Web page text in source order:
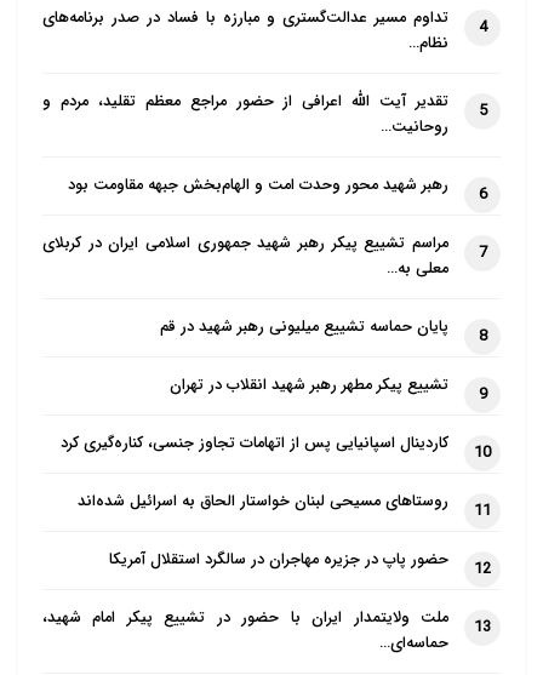
4
تداوم مسیر عدالت‌گستری و مبارزه با فساد در صدر برنامه‌های
نظام…
5
تقدیر آیت الله اعرافی از حضور مراجع معظم تقلید، مردم و
روحانیت…
6 رهبر شهید محور وحدت امت و الهام‌بخش جبهه مقاومت بود
7
مراسم تشییع پیکر رهبر شهید جمهوری اسلامی ایران در کربلای
معلی به…
8 پایان حماسه تشییع میلیونی رهبر شهید در قم
9 تشییع پیکر مطهر رهبر شهید انقلاب در تهران
10 کاردینال اسپانیایی پس از اتهامات تجاوز جنسی، کناره‌گیری کرد
11 روستاهای مسیحی لبنان خواستار الحاق به اسرائیل شده‌اند
12 حضور پاپ در جزیره مهاجران در سالگرد استقلال آمریکا
13
ملت ولایتمدار ایران با حضور در تشییع پیکر امام شهید،
حماسه‌ای…